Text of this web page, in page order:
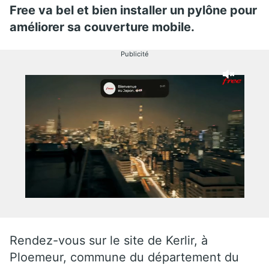
Free va bel et bien installer un pylône pour
améliorer sa couverture mobile.
Publicité
Rendez-vous sur le site de Kerlir, à
Ploemeur, commune du département du